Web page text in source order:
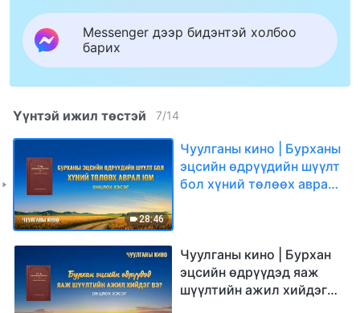
Messenger дээр бидэнтэй холбоо
барих
Үүнтэй ижил төстэй 7/14
28:46
Чуулганы кино | Бурханы
эцсийн өдрүүдийн шүүлт
бол хүний төлөөх аврал
Чуулганы кино | Бурхан
эцсийн өдрүүдэд яаж
шүүлтийн ажил хийдэг